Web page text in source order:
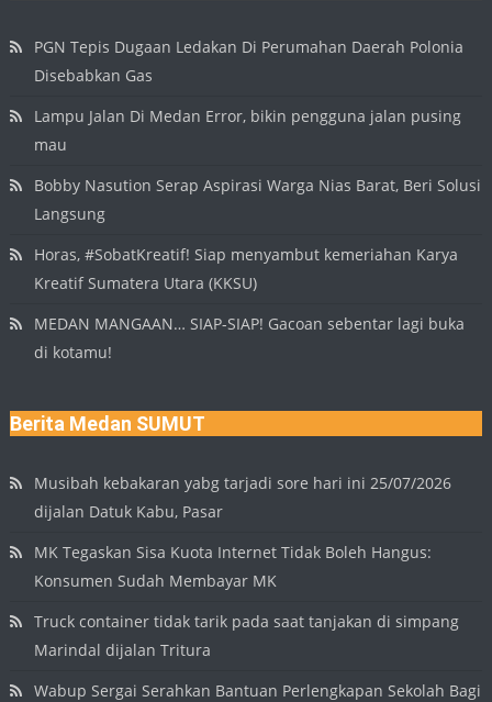
PGN Tepis Dugaan Ledakan Di Perumahan Daerah Polonia
Disebabkan Gas
Lampu Jalan Di Medan Error, bikin pengguna jalan pusing
mau
Bobby Nasution Serap Aspirasi Warga Nias Barat, Beri Solusi
Langsung
Horas, #SobatKreatif! Siap menyambut kemeriahan Karya
Kreatif Sumatera Utara (KKSU)
MEDAN MANGAAN… SIAP-SIAP! Gacoan sebentar lagi buka
di kotamu!
Berita Medan SUMUT
Musibah kebakaran yabg tarjadi sore hari ini 25/07/2026
dijalan Datuk Kabu, Pasar
MK Tegaskan Sisa Kuota Internet Tidak Boleh Hangus:
Konsumen Sudah Membayar MK
Truck container tidak tarik pada saat tanjakan di simpang
Marindal dijalan Tritura
Wabup Sergai Serahkan Bantuan Perlengkapan Sekolah Bagi